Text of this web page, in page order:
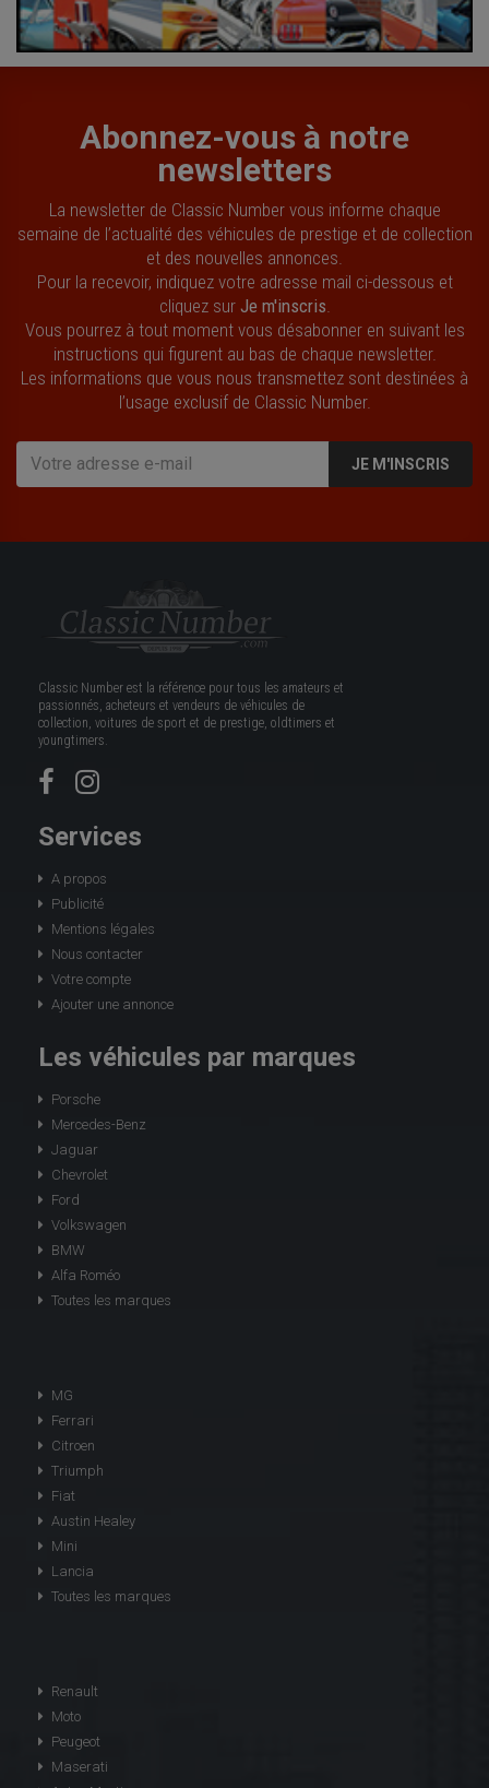
Abonnez-vous à notre
newsletters
La newsletter de Classic Number vous informe chaque
semaine de l’actualité des véhicules de prestige et de collection
et des nouvelles annonces.
Pour la recevoir, indiquez votre adresse mail ci-dessous et
cliquez sur Je m'inscris
Vous pourrez à tout moment vous désabonner en suivant les
instructions qui figurent au bas de chaque newsletter.
Les informations que vous nous transmettez sont destinées à
l’usage exclusif de Classic Number.
JE M'INSCRIS
Classic Number est la référence pour tous les amateurs et
passionnés, acheteurs et vendeurs de véhicules de
collection, voitures de sport et de prestige, oldtimers et
youngtimers.
Services
A propos
Publicité
Mentions légales
Nous contacter
Votre compte
Ajouter une annonce
Les véhicules par marques
Porsche
Mercedes-Benz
Jaguar
Chevrolet
Ford
Volkswagen
BMW
Alfa Roméo
Toutes les marques
MG
Ferrari
Citroen
Triumph
Fiat
Austin Healey
Mini
Lancia
Toutes les marques
Renault
Moto
Peugeot
Maserati